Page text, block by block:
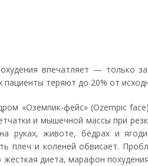
впечатляет — только
пациенты теряют до 20% от
«Оземпик-фейс» (Ozempic
и мышечной массы при
руках, животе, бёдрах и
плеч и коленей обвисает.
диета, марафон